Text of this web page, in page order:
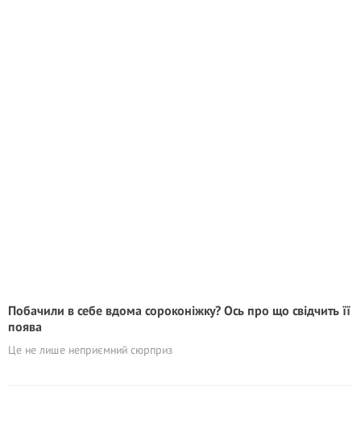
Побачили в себе вдома сороконіжку? Ось про що свідчить її
поява
Це не лише неприємний сюрприз